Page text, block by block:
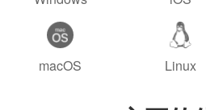
macOS Linux